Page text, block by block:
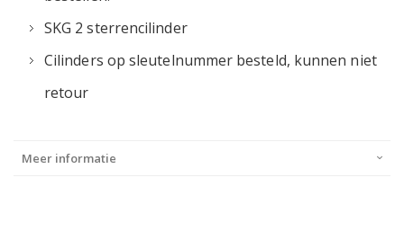
SKG 2 sterrencilinder
Cilinders op sleutelnummer besteld, kunnen niet
retour
Meer informatie